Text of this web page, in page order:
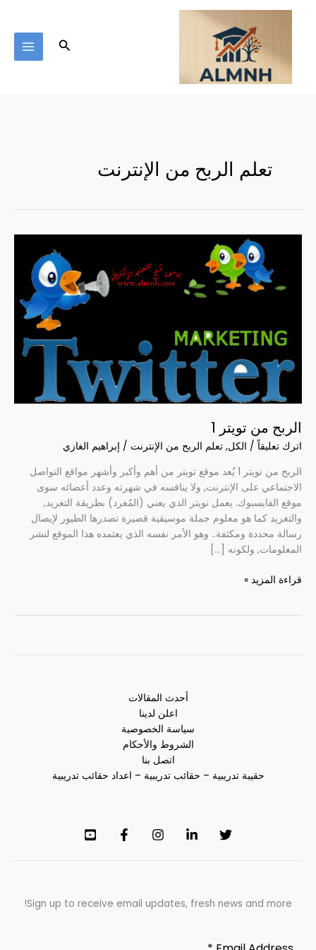
تخطي
البحث
تعلم الربح من الإنترنت
الربح من تويتر 1
اترك تعليقاً / الكل, تعلم الربح من الإنترنت / إبراهيم الغازي
الربح من تويتر 1 يُعد موقع تويتر من أهم وأكبر وأشهر مواقع التواصل
الاجتماعي على الإنترنت, ولا ينافسه في شهرته وعدد أعضائه سوى
موقع الفايسبوك. يعمل تويتر الذي يعني (المُغرد) بطريقة التغريد,
والتغريد كما هو معلوم جملة موسيقية قصيرة تصدرها الطيور لإيصال
رسالة محددة ومكثفة.. وهو الأمر نفسه الذي يعتمده هذا الموقع لنشر
المعلومات, ولكونه […]
قراءة المزيد »
أحدث المقالات
اعلن لدينا
سياسة الخصوصية
الشروط والأحكام
اتصل بنا
حقيبة تدريبية – حقائب تدريبية – اعداد حقائب تدريبية
Sign up to receive email updates, fresh news and more!